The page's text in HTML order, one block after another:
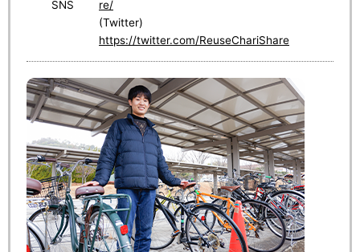
SNS
re/
(Twitter)
https://twitter.com/ReuseChariShare